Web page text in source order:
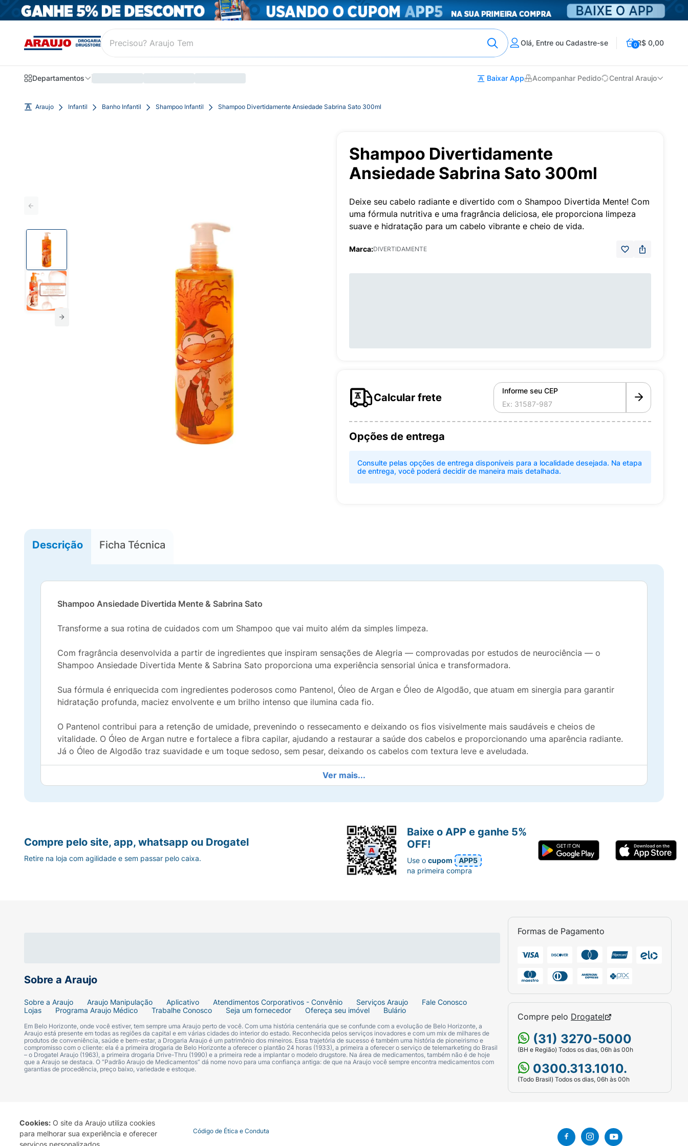
Cookies: O site da Araujo utiliza cookies
para melhorar sua experiência e oferecer
serviços personalizados.
Olá, Entre ou Cadastre-se 0R$ 0,00
Departamentos Baixar App Acompanhar Pedido Central Araujo
Araujo Infantil Banho Infantil Shampoo Infantil Shampoo Divertidamente Ansiedade Sabrina Sato 300ml
Shampoo Divertidamente
Ansiedade Sabrina Sato 300ml
Deixe seu cabelo radiante e divertido com o Shampoo Divertida Mente! Com
uma fórmula nutritiva e uma fragrância deliciosa, ele proporciona limpeza
suave e hidratação para um cabelo vibrante e cheio de vida.
Marca:DIVERTIDAMENTE
Calcular frete
Informe seu CEP
Opções de entrega
Consulte pelas opções de entrega disponíveis para a localidade desejada. Na etapa
de entrega, você poderá decidir de maneira mais detalhada.
Descrição Ficha Técnica
Shampoo Ansiedade Divertida Mente & Sabrina Sato
Transforme a sua rotina de cuidados com um Shampoo que vai muito além da simples limpeza.
Com fragrância desenvolvida a partir de ingredientes que inspiram sensações de Alegria — comprovadas por estudos de neurociência — o
Shampoo Ansiedade Divertida Mente & Sabrina Sato proporciona uma experiência sensorial única e transformadora.
Sua fórmula é enriquecida com ingredientes poderosos como Pantenol, Óleo de Argan e Óleo de Algodão, que atuam em sinergia para garantir
hidratação profunda, maciez envolvente e um brilho intenso que ilumina cada fio.
O Pantenol contribui para a retenção de umidade, prevenindo o ressecamento e deixando os fios visivelmente mais saudáveis e cheios de
vitalidade. O Óleo de Argan nutre e fortalece a fibra capilar, ajudando a restaurar a saúde dos cabelos e proporcionando uma aparência radiante.
Já o Óleo de Algodão traz suavidade e um toque sedoso, sem pesar, deixando os cabelos com textura leve e aveludada.
O resultado é um cabelo mais hidratado, forte, brilhante e com um perfume que eleva o seu astral.
O Shampoo Ansiedade é dermatologicamente testado, vegano e cruelty free — uma escolha consciente e poderosa para cuidar de você por
Como usar:
Comece seu momento de autocuidado com uma pausa na correria e um respiro de leveza.
Se sentir necessidade, repita o processo e sinta a mente mais leve, os fios mais limpos e prontos para receber ainda mais carinho.
Advertências:
Uso externo.
Manter fora do alcance de crianças.
Este produto deve ser aplicado por um adulto ou sob sua supervisão.
Em caso de irritação, sensibilização ou ingestão acidental, suspenda o uso e procure orientação médica.
Se houver contato com os olhos, enxágue abundantemente com água corrente.
Ver mais...
Sobre a Araujo
Sobre a Araujo Araujo Manipulação Aplicativo Atendimentos Corporativos - Convênio Serviços Araujo
Fale Conosco
Lojas
Programa Araujo Médico Trabalhe Conosco Seja um fornecedor Ofereça seu imóvel Bulário
Em Belo Horizonte, onde você estiver, tem sempre uma Araujo perto de você. Com uma história centenária que se confunde com a evolução de Belo Horizonte, a
Araujo está presente em todas as regiões da capital e em várias cidades do interior do estado. Reconhecida pelos serviços inovadores e com um mix de milhares de
produtos de conveniência, saúde e bem-estar, a Drogaria Araujo é um patrimônio dos mineiros. Essa trajetória de sucesso é também uma história de pioneirismo e
compromisso com o cliente: ela é a primeira drogaria de Belo Horizonte a oferecer o plantão 24 horas (1933), a primeira a oferecer o serviço de telemarketing do Brasil
– o Drogatel Araujo (1963), a primeira drogaria Drive-Thru (1990) e a primeira rede a implantar o modelo drugstore. Na área de medicamentos, também não é de hoje
que a Araujo se destaca. O “Padrão Araujo de Medicamentos” dá nome novo para uma confiança antiga: de que na Araujo você sempre encontra medicamentos com
garantias de procedência, preço baixo, variedade e estoque.
Formas de Pagamento
Compre pelo Drogatel
(31) 3270-5000
(BH e Região) Todos os dias, 06h às 00h
0300.313.1010.
(Todo Brasil) Todos os dias, 06h às 00h
Compre pelo site, app, whatsapp ou Drogatel
Retire na loja com agilidade e sem passar pelo caixa.
Baixe o APP e ganhe 5%
OFF!
Use ocupom
APP5
na primeira compra
Termo de Uso Portal da Privacidade Covid-19 Código de Ética e Conduta